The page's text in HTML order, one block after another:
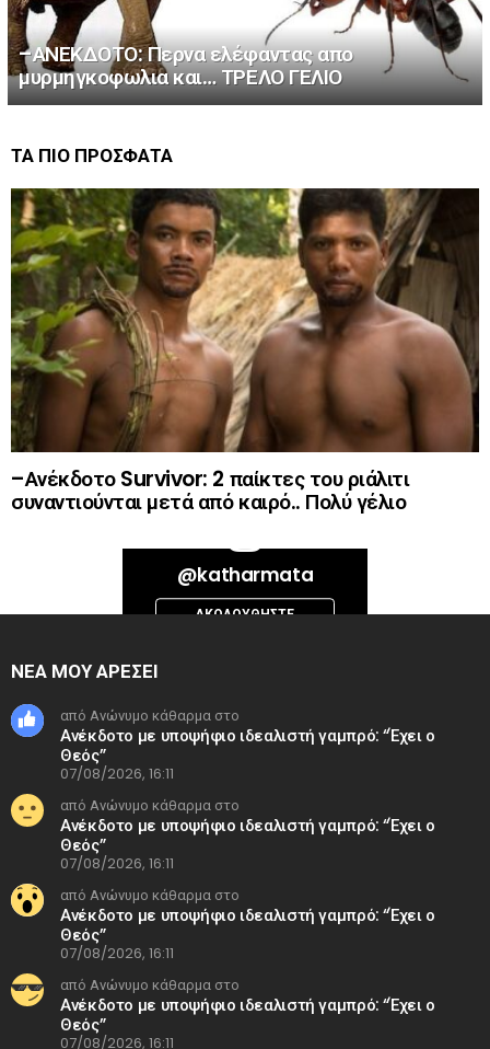
–ΑΝΕΚΔΟΤΟ: Περνα ελέφαντας απο
μυρμηγκοφωλια και… ΤΡΕΛΟ ΓΕΛΙΟ
ΤΑ ΠΙΟ ΠΡΟΣΦΑΤΑ
–Ανέκδοτο Survivor: 2 παίκτες του ριάλιτι
συναντιούνται μετά από καιρό.. Πολύ γέλιο
Thursday, 06-Aug-26 13:14:09 PDT. The current time is Friday, 07-Aug-
@katharmata
ΑΚΟΛΟΥΘΉΣΤΕ
ΝΕΑ ΜΟΥ ΑΡΕΣΕΙ
από Ανώνυμο κάθαρμα στο
Ανέκδοτο με υποψήφιο ιδεαλιστή γαμπρό: “Έχει ο
Θεός”
07/08/2026, 16:11
από Ανώνυμο κάθαρμα στο
Ανέκδοτο με υποψήφιο ιδεαλιστή γαμπρό: “Έχει ο
Θεός”
07/08/2026, 16:11
από Ανώνυμο κάθαρμα στο
Ανέκδοτο με υποψήφιο ιδεαλιστή γαμπρό: “Έχει ο
Θεός”
07/08/2026, 16:11
από Ανώνυμο κάθαρμα στο
Ανέκδοτο με υποψήφιο ιδεαλιστή γαμπρό: “Έχει ο
Θεός”
07/08/2026, 16:11